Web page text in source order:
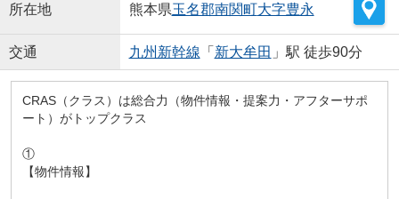
所在地 熊本県玉名郡南関町大字豊永
交通 九州新幹線 「 新大牟田 」駅 徒歩90分
CRAS（クラス）は総合力（物件情報・提案力・アフターサポ
ート）がトップクラス
①
【物件情報】